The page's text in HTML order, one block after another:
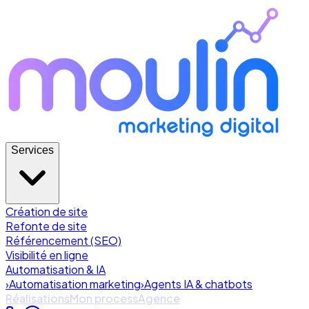
Services
Création de site
Refonte de site
Référencement (SEO)
Visibilité en ligne
Automatisation & IA
›Automatisation marketing›Agents IA & chatbots
RéalisationsMon processAgence